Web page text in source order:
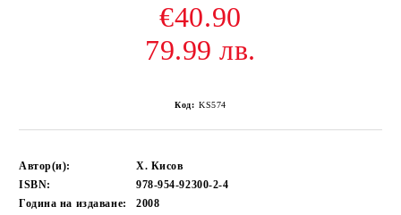
€40.90
79.99 лв.
Код: KS574
Автор(и):
Х. Кисов
ISBN:
978-954-92300-2-4
Година на издаване:
2008